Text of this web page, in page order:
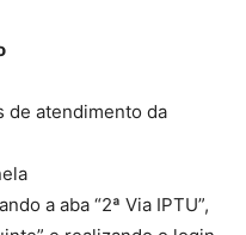
de atendimento da
a aba “2ª Via IPTU”,